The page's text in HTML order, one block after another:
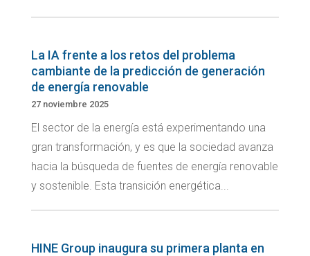
La IA frente a los retos del problema
cambiante de la predicción de generación
de energía renovable
27 noviembre 2025
El sector de la energía está experimentando una
gran transformación, y es que la sociedad avanza
hacia la búsqueda de fuentes de energía renovable
y sostenible. Esta transición energética...
HINE Group inaugura su primera planta en